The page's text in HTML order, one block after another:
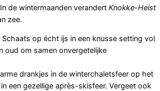
In de wintermaanden verandert Knokke-Heist
zee.
Schaats op écht ijs in een knusse setting vol
oud om samen onvergetelijke
drankjes in de winterchaletsfeer op het
een gezellige après-skisfeer. Vergeet ook